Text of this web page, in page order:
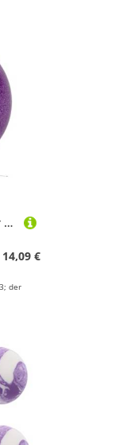
WHAMVOX Multifunktionaler Gymnastikball für Stabiler Übungsball für Tanz Fitness und Gleichgewichtstraining Langlebig und Kindgerecht für Yoga und
14,09 €
der